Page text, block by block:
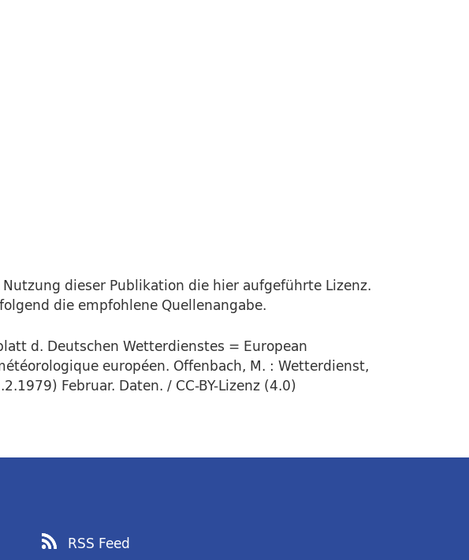
dieser Publikation die hier aufgeführte Lizenz.
die empfohlene Quellenangabe.
d. Deutschen Wetterdienstes = European
européen. Offenbach, M. : Wetterdienst,
Februar. Daten. / CC-BY-Lizenz (4.0)
RSS Feed